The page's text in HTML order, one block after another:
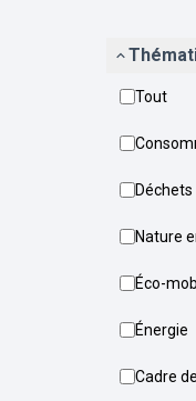
Tout
Nature
Éco-
Énergie
Cadre